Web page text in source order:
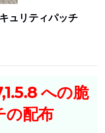
ュリティパッチ
への脆
の配布